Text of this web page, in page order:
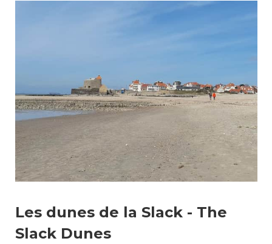
Les dunes de la Slack - The
Slack Dunes